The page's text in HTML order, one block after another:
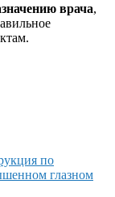
врача,
по
глазном